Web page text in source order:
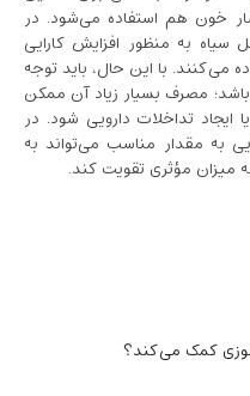
خون هم استفاده می‌شود. در
به‌ منظور افزایش کارایی
می‌کنند. با این حال، باید توجه
مصرف بسیار زیاد آن ممکن
تداخلات دارویی شود. در
به مقدار مناسب می‌تواند به
میزان مؤثری تقویت کند.
کمک می‌کند؟